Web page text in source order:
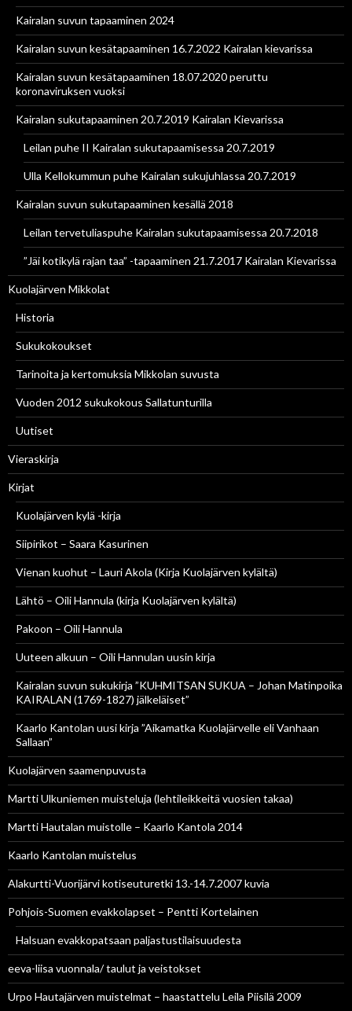
Kairalan suvun tapaaminen 2024
Kairalan suvun kesätapaaminen 16.7.2022 Kairalan kievarissa
Kairalan suvun kesätapaaminen 18.07.2020 peruttu
koronaviruksen vuoksi
Kairalan sukutapaaminen 20.7.2019 Kairalan Kievarissa
Leilan puhe II Kairalan sukutapaamisessa 20.7.2019
Ulla Kellokummun puhe Kairalan sukujuhlassa 20.7.2019
Kairalan suvun sukutapaaminen kesällä 2018
Leilan tervetuliaspuhe Kairalan sukutapaamisessa 20.7.2018
”Jäi kotikylä rajan taa” -tapaaminen 21.7.2017 Kairalan Kievarissa
Kuolajärven Mikkolat
Historia
Sukukokoukset
Tarinoita ja kertomuksia Mikkolan suvusta
Vuoden 2012 sukukokous Sallatunturilla
Uutiset
Vieraskirja
Kirjat
Kuolajärven kylä -kirja
Siipirikot – Saara Kasurinen
Vienan kuohut – Lauri Akola (Kirja Kuolajärven kylältä)
Lähtö – Oili Hannula (kirja Kuolajärven kylältä)
Pakoon – Oili Hannula
Uuteen alkuun – Oili Hannulan uusin kirja
Kairalan suvun sukukirja ”KUHMITSAN SUKUA – Johan Matinpoika
KAIRALAN (1769-1827) jälkeläiset”
Kaarlo Kantolan uusi kirja ”Aikamatka Kuolajärvelle eli Vanhaan
Sallaan”
Kuolajärven saamenpuvusta
Martti Ulkuniemen muisteluja (lehtileikkeitä vuosien takaa)
Martti Hautalan muistolle – Kaarlo Kantola 2014
Kaarlo Kantolan muistelus
Alakurtti-Vuorijärvi kotiseuturetki 13.-14.7.2007 kuvia
Pohjois-Suomen evakkolapset – Pentti Kortelainen
Halsuan evakkopatsaan paljastustilaisuudesta
eeva-liisa vuonnala/ taulut ja veistokset
Urpo Hautajärven muistelmat – haastattelu Leila Piisilä 2009